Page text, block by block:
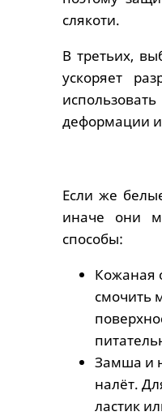
слякоти.
В третьих,
ускоряет
деформации
Если же
иначе они
способы:
Кожаная
смочить
Замша и
налёт.
ластик